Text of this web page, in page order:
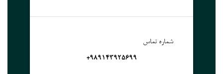
شماره تماس
989143925699+